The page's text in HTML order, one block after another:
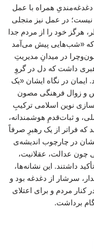
عظیم به شخصیت اوست». ۴. دغدغه‌مندیِ همراه با عمل
نیست؛ در عمل نیز متجلی
هرگز خود را از مردم جدا
که «شب‌هایی پیش می‌آمد
در میدانِ مدیریتِ
داشت که دل در گروِ
در نگاه ایشان «یک
و زوال فرهنگی مصون
نوین اسلامی ترکیبِ
و ثبات‌قدمِ هوشمندانه،
که فراتر از یک رهبرِ صرفاً
در چارچوب اندیشه‌ی
چون عدالت، عقلانیت،
داشتند. این نشانه‌ها،
سرشار از دغدغه بود و
کنار مردم و برای اعتلای
برداشت.